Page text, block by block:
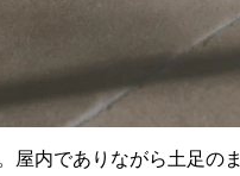
屋内でありながら土足の